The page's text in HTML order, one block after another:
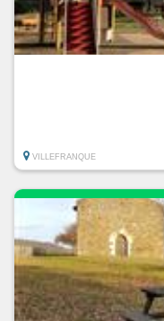
VILLEFRANQUE